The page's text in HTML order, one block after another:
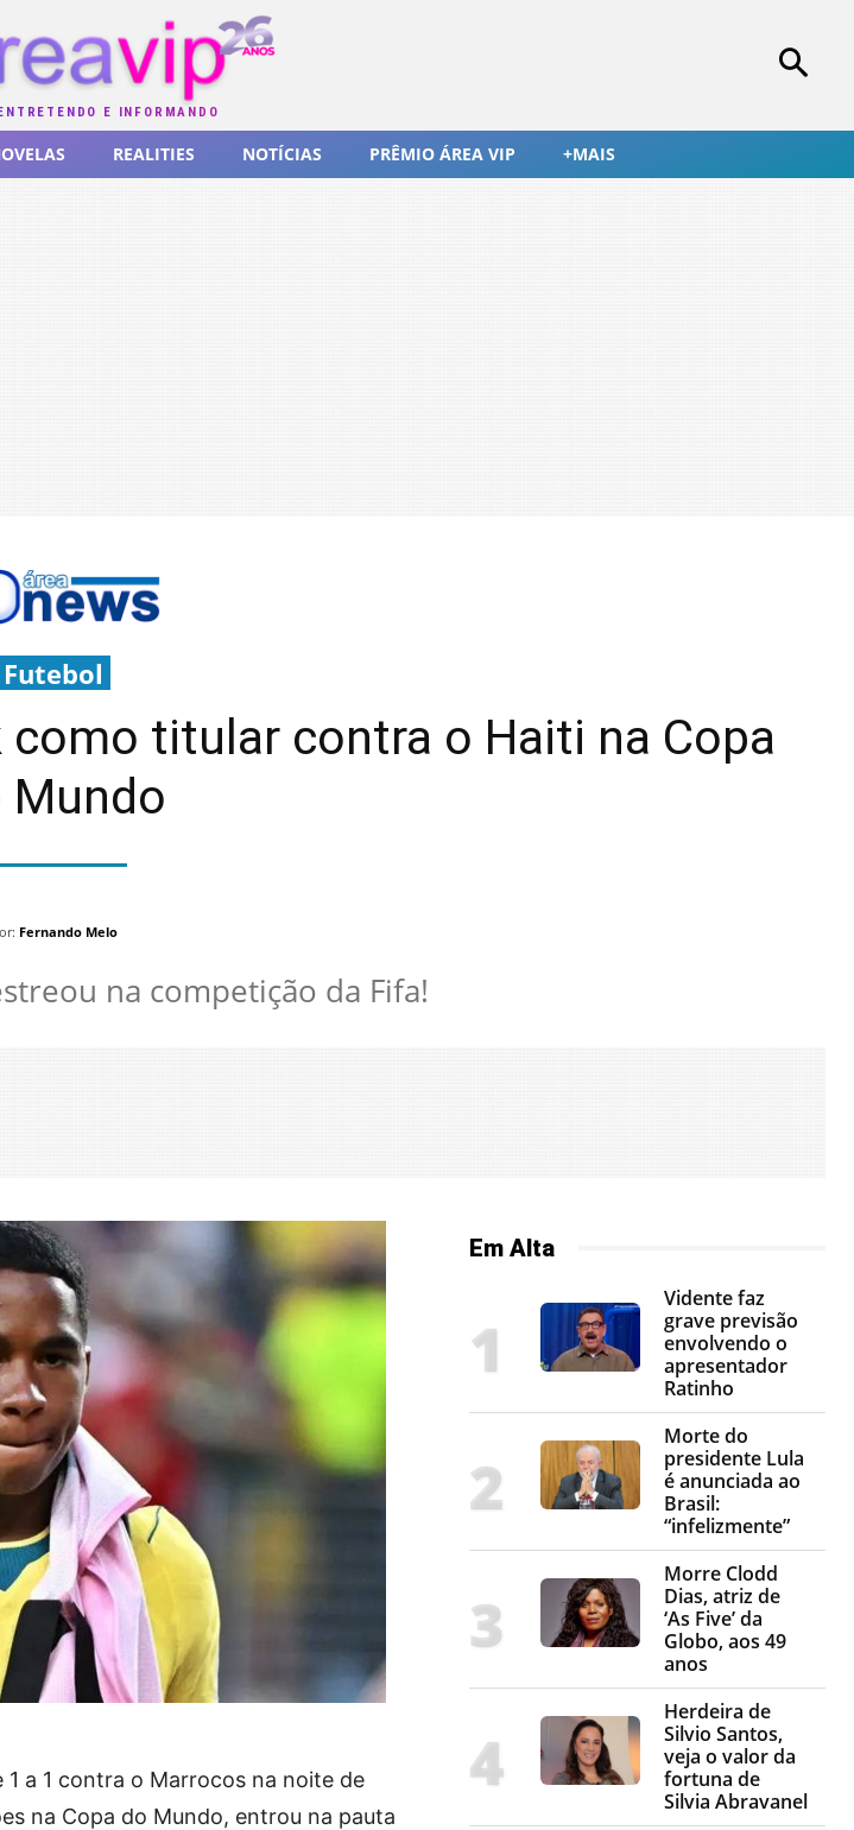
E INFORMANDO
REALITIES NOTÍCIAS PRÊMIO ÁREA VIP +MAIS
Futebol
titular contra o Haiti na Copa
Mundo
Fernando Melo
na competição da Fifa!
a 1 contra o Marrocos na noite de
na Copa do Mundo, entrou na pauta
Em Alta
Vidente faz
grave previsão
envolvendo o
apresentador
Ratinho
Morte do
presidente Lula
é anunciada ao
Brasil:
“infelizmente”
Morre Clodd
Dias, atriz de
‘As Five’ da
Globo, aos 49
anos
Herdeira de
Silvio Santos,
veja o valor da
fortuna de
Silvia Abravanel